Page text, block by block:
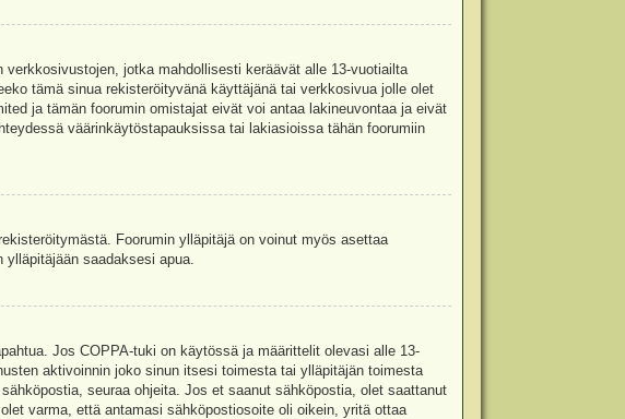
jotka mahdollisesti keräävät alle 13-vuotiailta
tämä sinua rekisteröityvänä käyttäjänä tai verkkosivua jolle olet
ja tämän foorumin omistajat eivät voi antaa lakineuvontaa ja eivät
väärinkäytöstapauksissa tai lakiasioissa tähän foorumiin
Foorumin ylläpitäjä on voinut myös asettaa
saadaksesi apua.
Jos COPPA-tuki on käytössä ja määrittelit olevasi alle 13-
aktivoinnin joko sinun itsesi toimesta tai ylläpitäjän toimesta
seuraa ohjeita. Jos et saanut sähköpostia, olet saattanut
varma, että antamasi sähköpostiosoite oli oikein, yritä ottaa